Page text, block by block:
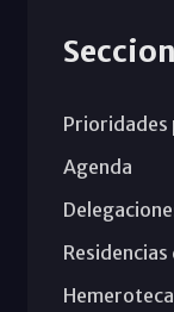
Prioridades
Agenda
Hemeroteca